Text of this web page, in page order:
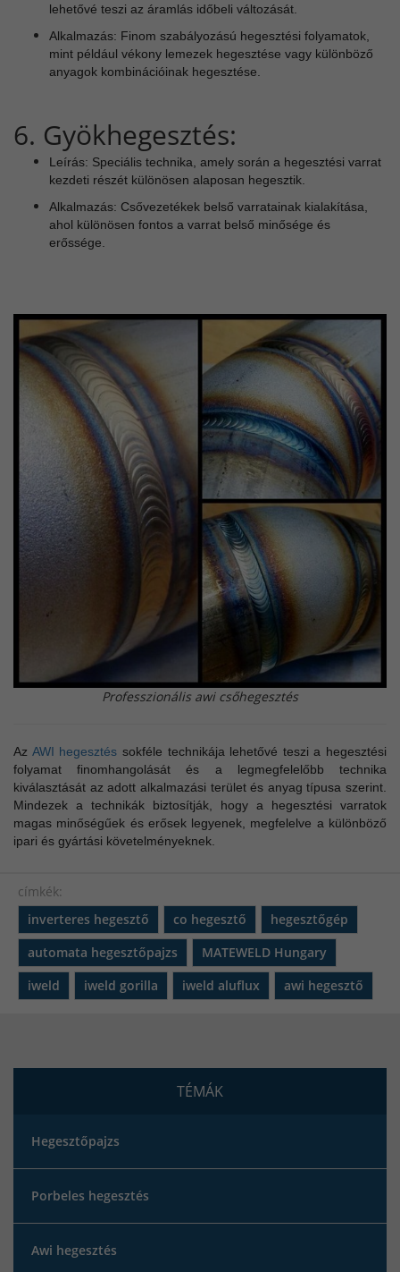
lehetővé teszi az áramlás időbeli változását.
Alkalmazás: Finom szabályozású hegesztési folyamatok,
mint például vékony lemezek hegesztése vagy különböző
anyagok kombinációinak hegesztése.
6. Gyökhegesztés:
Leírás: Speciális technika, amely során a hegesztési varrat
kezdeti részét különösen alaposan hegesztik.
Alkalmazás: Csővezetékek belső varratainak kialakítása,
ahol különösen fontos a varrat belső minősége és
erőssége.
Professzionális awi csőhegesztés
Az AWI hegesztés sokféle technikája lehetővé teszi a hegesztési
folyamat finomhangolását és a legmegfelelőbb technika
kiválasztását az adott alkalmazási terület és anyag típusa szerint.
Mindezek a technikák biztosítják, hogy a hegesztési varratok
magas minőségűek és erősek legyenek, megfelelve a különböző
ipari és gyártási követelményeknek.
címkék:
inverteres hegesztő
co hegesztő
hegesztőgép
automata hegesztőpajzs
MATEWELD Hungary
iweld
iweld gorilla iweld aluflux awi hegesztő
TÉMÁK
Hegesztőpajzs
Porbeles hegesztés
Awi hegesztés